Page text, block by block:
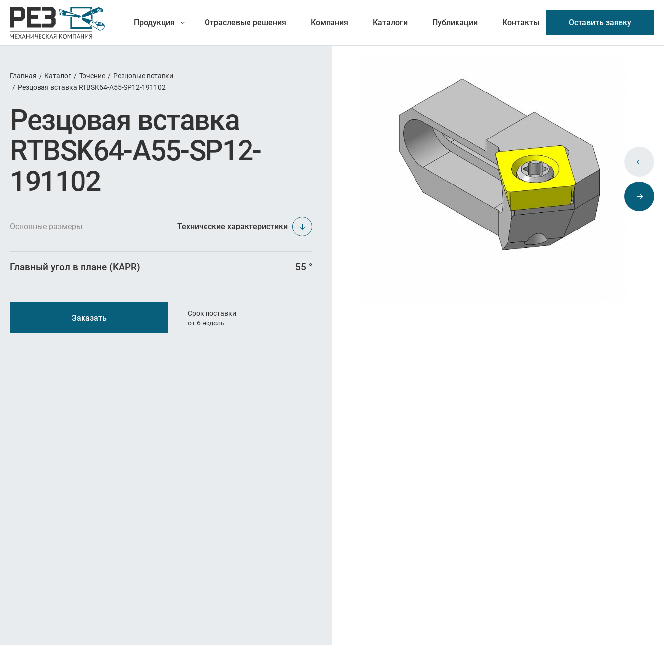
Продукция
Наша
продукция
Новые разработки
Точение
Обработка отверстий
Оснастка
Отраслевые решения Компания Каталоги Публикации Контакты Оставить заявку
Главная / Каталог / Точение / Резцовые вставки
/ Резцовая вставка RTBSK64-A55-SP12-191102
Резцовая вставка
RTBSK64-A55-SP12-
191102
Основные размеры Технические характеристики
Главный угол в плане (KAPR) 55 °
Заказать
Срок поставки
от 6 недель